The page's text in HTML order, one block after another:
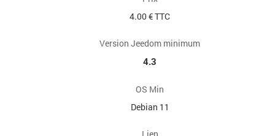
4.00 € TTC
Version Jeedom minimum
4.3
OS Min
Debian 11